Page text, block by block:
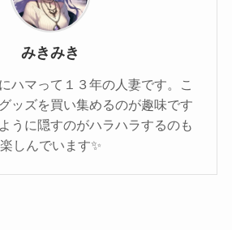
みきみき
ハマって１３年の人妻です。こ
ッズを買い集めるのが趣味です
うに隠すのがハラハラするのも
楽しんでいます✨️